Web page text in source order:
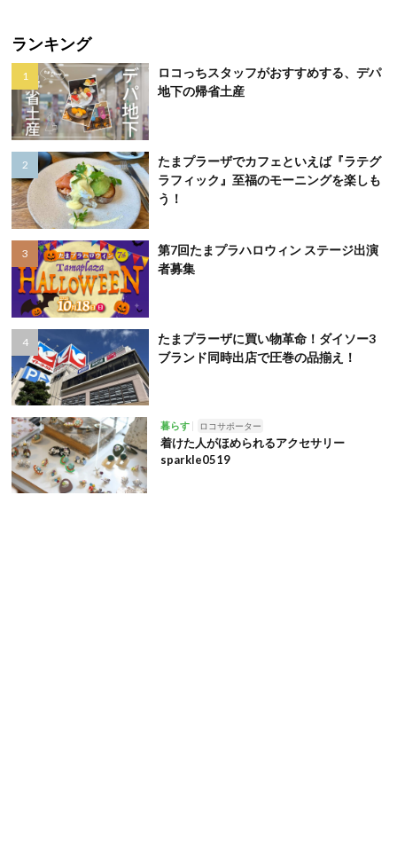
ランキング
ロコっちスタッフがおすすめする、デパ
地下の帰省土産
たまプラーザでカフェといえば『ラテグ
ラフィック』至福のモーニングを楽しも
う！
第7回たまプラハロウィン ステージ出演
者募集
たまプラーザに買い物革命！ダイソー3
ブランド同時出店で圧巻の品揃え！
暮らす ロコサポーター
着けた人がほめられるアクセサリー
sparkle0519